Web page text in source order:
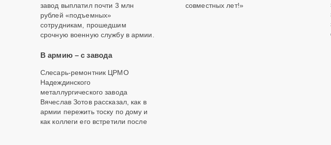
завод выплатил почти 3 млн
рублей «подъемных»
сотрудникам, прошедшим
срочную военную службу в армии.
совместных лет!»
В армию – с завода
Слесарь-ремонтник ЦРМО
Надеждинского
металлургического завода
Вячеслав Зотов рассказал, как в
армии пережить тоску по дому и
как коллеги его встретили после